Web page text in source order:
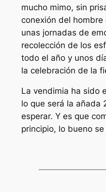
mucho mimo, sin
conexión del hombre
unas jornadas de
recolección de los
todo el año y unos
la celebración de la
La vendimia ha sido
lo que será la añada
esperar. Y es que
principio, lo bueno